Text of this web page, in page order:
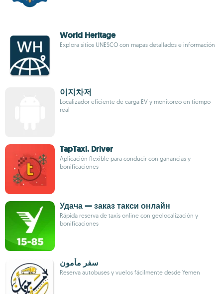
World Heritage
Explora sitios UNESCO con mapas detallados e información
이지차저
Localizador eficiente de carga EV y monitoreo en tiempo
real
TapTaxi. Driver
Aplicación flexible para conducir con ganancias y
bonificaciones
Удача — заказ такси онлайн
Rápida reserva de taxis online con geolocalización y
bonificaciones
سفر مأمون
Reserva autobuses y vuelos fácilmente desde Yemen